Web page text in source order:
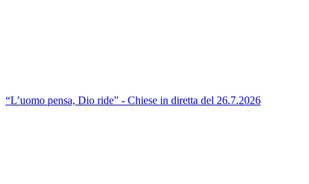
“L’uomo pensa, Dio ride” - Chiese in diretta del 26.7.2026